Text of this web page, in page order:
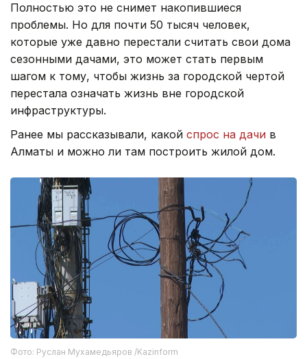
Полностью это не снимет накопившиеся
проблемы. Но для почти 50 тысяч человек,
которые уже давно перестали считать свои дома
сезонными дачами, это может стать первым
шагом к тому, чтобы жизнь за городской чертой
перестала означать жизнь вне городской
инфраструктуры.
Ранее мы рассказывали, какой спрос на дачи в
Алматы и можно ли там построить жилой дом.
Фото: Руслан Мухамедьяров /Kazinform